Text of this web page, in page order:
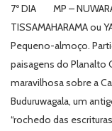
7º DIA MP – NUWARA
TISSAMAHARAMA ou
Pequeno-almoço.
paisagens do Planalto
maravilhosa sobre a
Buduruwagala, um
“rochedo das